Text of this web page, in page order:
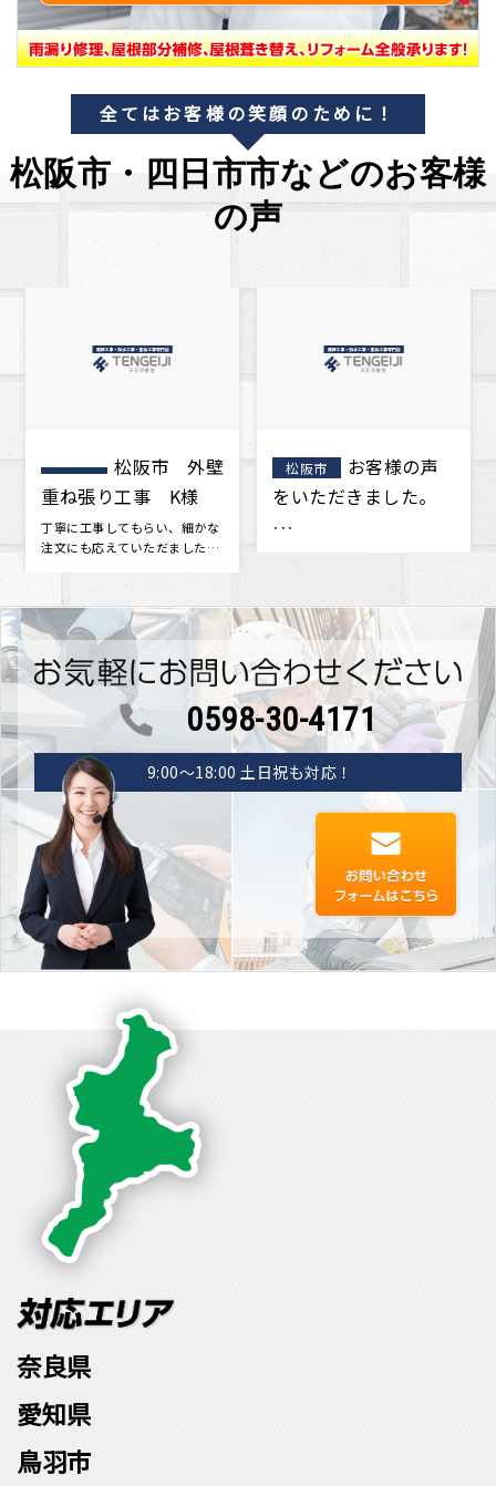
全てはお客様の笑顔のために！
松阪市・四日市市などのお客様
の声
松阪市
お客様の声
をいただきました。
･･･
松阪市
松阪市 屋
根工事 葺き替え工
事 A様邸
今回築年数が15年をすぎ、一度
0598-30-4171
9:00〜18:00 土日祝も対応！
奈良県
愛知県
鳥羽市